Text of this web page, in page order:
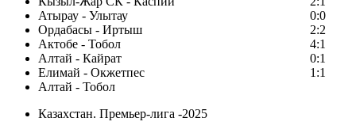
Атырау - Улытау
0:0
Ордабасы - Иртыш
2:2
Актобе - Тобол
4:1
Алтай - Кайрат
0:1
Елимай - Окжетпес
1:1
Алтай - Тобол
Казахстан. Премьер-лига -2025